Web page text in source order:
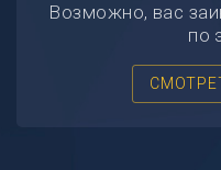
Возможно, вас
по